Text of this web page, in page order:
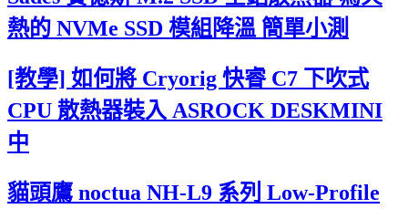
熱的 NVMe SSD 模組降溫 簡單小測
[教學] 如何將 Cryorig 快睿 C7 下吹式
CPU 散熱器裝入 ASROCK DESKMINI
中
貓頭鷹 noctua NH-L9 系列 Low-Profile